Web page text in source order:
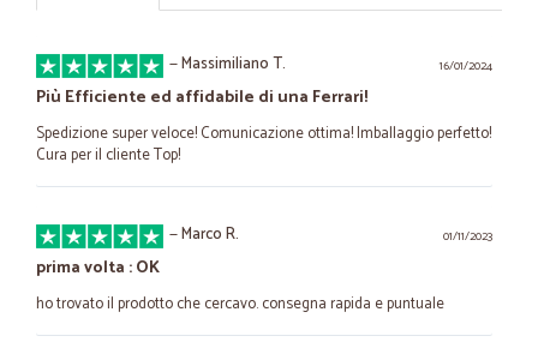
16/01/2024
—Massimiliano T.
Più Efficiente ed affidabile di una Ferrari!
Spedizione super veloce! Comunicazione ottima! Imballaggio perfetto!
Cura per il cliente Top!
01/11/2023
—Marco R.
prima volta : OK
ho trovato il prodotto che cercavo. consegna rapida e puntuale